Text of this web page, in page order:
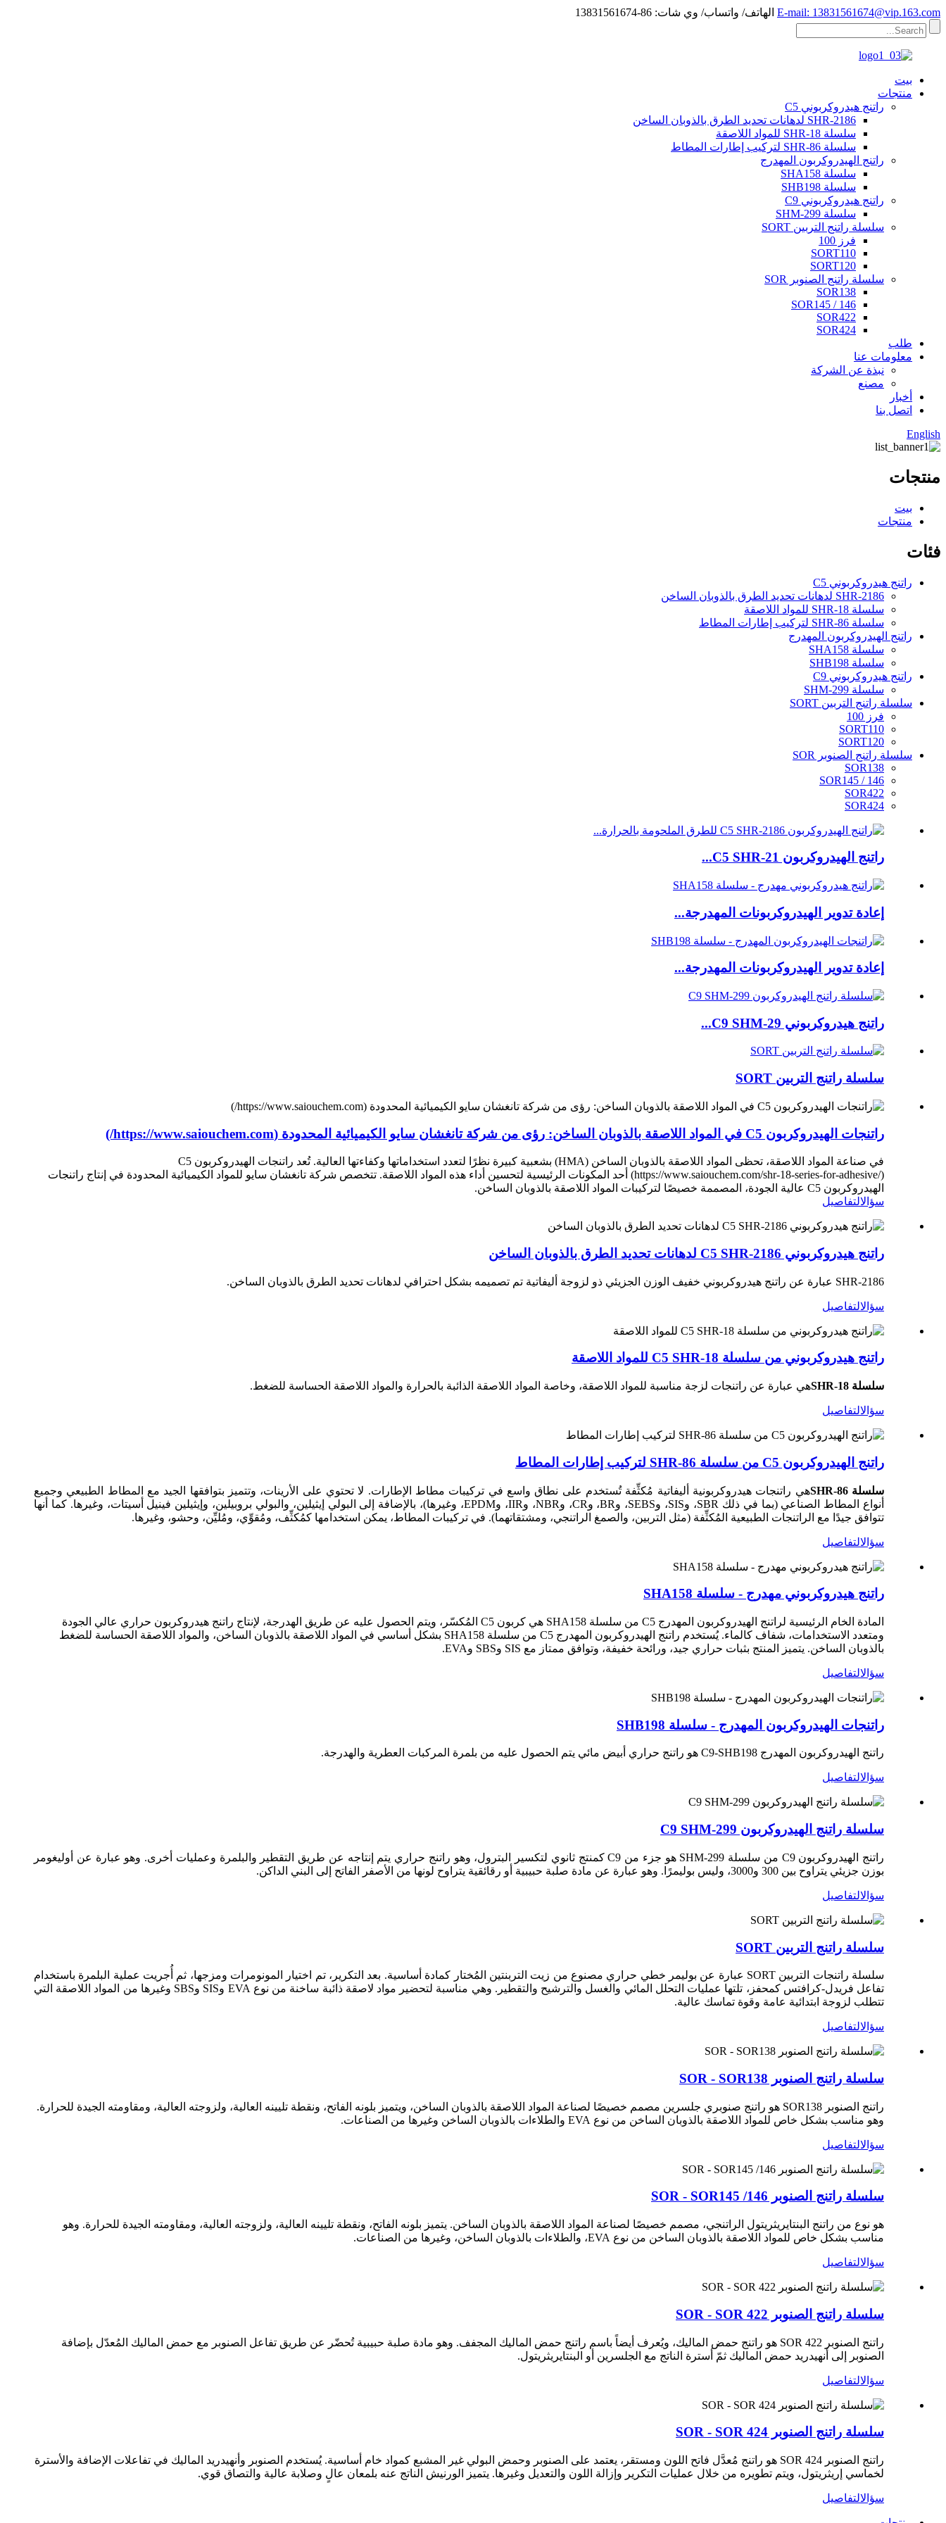
E-mail: 13831561674@vip.163.com الهاتف/ واتساب/ وي شات: 86-13831561674
بيت
منتجات
راتنج هيدروكربوني C5
SHR-2186 لدهانات تحديد الطرق بالذوبان الساخن
سلسلة SHR-18 للمواد اللاصقة
سلسلة SHR-86 لتركيب إطارات المطاط
راتنج الهيدروكربون المهدرج
سلسلة SHA158
سلسلة SHB198
راتنج هيدروكربوني C9
سلسلة SHM-299
سلسلة راتنج التربين SORT
فرز 100
SORT110
SORT120
سلسلة راتنج الصنوبر SOR
SOR138
SOR145 / 146
SOR422
SOR424
طلب
معلومات عنا
نبذة عن الشركة
مصنع
أخبار
اتصل بنا
English
منتجات
بيت
منتجات
فئات
راتنج هيدروكربوني C5
SHR-2186 لدهانات تحديد الطرق بالذوبان الساخن
سلسلة SHR-18 للمواد اللاصقة
سلسلة SHR-86 لتركيب إطارات المطاط
راتنج الهيدروكربون المهدرج
سلسلة SHA158
سلسلة SHB198
راتنج هيدروكربوني C9
سلسلة SHM-299
سلسلة راتنج التربين SORT
فرز 100
SORT110
SORT120
سلسلة راتنج الصنوبر SOR
SOR138
SOR145 / 146
SOR422
SOR424
راتنج الهيدروكربون C5 SHR-21...
إعادة تدوير الهيدروكربونات المهدرجة...
إعادة تدوير الهيدروكربونات المهدرجة...
راتنج هيدروكربوني C9 SHM-29...
سلسلة راتنج التربين SORT
راتنجات الهيدروكربون C5 في المواد اللاصقة بالذوبان الساخن: رؤى من شركة تانغشان سايو الكيميائية المحدودة (https://www.saiouchem.com/)
في صناعة المواد اللاصقة، تحظى المواد اللاصقة بالذوبان الساخن (HMA) بشعبية كبيرة نظرًا لتعدد استخداماتها وكفاءتها العالية. تُعد راتنجات الهيدروكربون C5
(https://www.saiouchem.com/shr-18-series-for-adhesive/) أحد المكونات الرئيسية لتحسين أداء هذه المواد اللاصقة. تتخصص شركة تانغشان سايو للمواد الكيميائية المحدودة في إنتاج راتنجات
الهيدروكربون C5 عالية الجودة، المصممة خصيصًا لتركيبات المواد اللاصقة بالذوبان الساخن.
سؤالالتفاصيل
راتنج هيدروكربوني C5 SHR-2186 لدهانات تحديد الطرق بالذوبان الساخن
SHR-2186 عبارة عن راتنج هيدروكربوني خفيف الوزن الجزيئي ذو لزوجة أليفاتية تم تصميمه بشكل احترافي لدهانات تحديد الطرق بالذوبان الساخن.
سؤالالتفاصيل
راتنج هيدروكربوني من سلسلة C5 SHR-18 للمواد اللاصقة
سلسلة SHR-18 هي عبارة عن راتنجات لزجة مناسبة للمواد اللاصقة، وخاصة المواد اللاصقة الذائبة بالحرارة والمواد اللاصقة الحساسة للضغط.
سؤالالتفاصيل
راتنج الهيدروكربون C5 من سلسلة SHR-86 لتركيب إطارات المطاط
سلسلة SHR-86
هي راتنجات هيدروكربونية أليفاتية مُكثِّفة تُستخدم على نطاق واسع في تركيبات مطاط الإطارات. لا تحتوي على الأرينات، وتتميز بتوافقها الجيد مع المطاط الطبيعي وجميع
أنواع المطاط الصناعي (بما في ذلك SBR، وSIS، وSEBS، وBR، وCR، وNBR، وIIR، وEPDM، وغيرها)، بالإضافة إلى البولي إيثيلين، والبولي بروبيلين، وإيثيلين فينيل أسيتات، وغيرها. كما أنها
تتوافق جيدًا مع الراتنجات الطبيعية المُكثِّفة (مثل التربين، والصمغ الراتنجي، ومشتقاتهما). في تركيبات المطاط، يمكن استخدامها كمُكثِّف، ومُقوِّي، ومُليِّن، وحشو، وغيرها.
سؤالالتفاصيل
راتنج هيدروكربوني مهدرج - سلسلة SHA158
المادة الخام الرئيسية لراتنج الهيدروكربون المهدرج C5 من سلسلة SHA158 هي كربون C5 المُكسّر، ويتم الحصول عليه عن طريق الهدرجة، لإنتاج راتنج هيدروكربون حراري عالي الجودة
ومتعدد الاستخدامات، شفاف كالماء. يُستخدم راتنج الهيدروكربون المهدرج C5 من سلسلة SHA158 بشكل أساسي في المواد اللاصقة بالذوبان الساخن، والمواد اللاصقة الحساسة للضغط
بالذوبان الساخن. يتميز المنتج بثبات حراري جيد، ورائحة خفيفة، وتوافق ممتاز مع SIS وSBS وEVA.
سؤالالتفاصيل
راتنجات الهيدروكربون المهدرج - سلسلة SHB198
راتنج الهيدروكربون المهدرج C9-SHB198 هو راتنج حراري أبيض مائي يتم الحصول عليه من بلمرة المركبات العطرية والهدرجة.
سؤالالتفاصيل
سلسلة راتنج الهيدروكربون C9 SHM-299
راتنج الهيدروكربون C9 من سلسلة SHM-299 هو جزء من C9 كمنتج ثانوي لتكسير البترول، وهو راتنج حراري يتم إنتاجه عن طريق التقطير والبلمرة وعمليات أخرى. وهو عبارة عن أوليغومر
بوزن جزيئي يتراوح بين 300 و3000، وليس بوليمرًا. وهو عبارة عن مادة صلبة حبيبية أو رقائقية يتراوح لونها من الأصفر الفاتح إلى البني الداكن.
سؤالالتفاصيل
سلسلة راتنج التربين SORT
سلسلة راتنجات التربين SORT عبارة عن بوليمر خطي حراري مصنوع من زيت التربنتين المُختار كمادة أساسية. بعد التكرير، تم اختيار المونومرات ومزجها، ثم أُجريت عملية البلمرة باستخدام
تفاعل فريدل-كرافتس كمحفز، تلتها عمليات التحلل المائي والغسل والترشيح والتقطير. وهي مناسبة لتحضير مواد لاصقة ذائبة ساخنة من نوع EVA وSIS وSBS وغيرها من المواد اللاصقة التي
تتطلب لزوجة ابتدائية عامة وقوة تماسك عالية.
سؤالالتفاصيل
سلسلة راتنج الصنوبر SOR - SOR138
راتنج الصنوبر SOR138 هو راتنج صنوبري جلسرين مصمم خصيصًا لصناعة المواد اللاصقة بالذوبان الساخن، ويتميز بلونه الفاتح، ونقطة تليينه العالية، ولزوجته العالية، ومقاومته الجيدة للحرارة.
وهو مناسب بشكل خاص للمواد اللاصقة بالذوبان الساخن من نوع EVA والطلاءات بالذوبان الساخن وغيرها من الصناعات.
سؤالالتفاصيل
سلسلة راتنج الصنوبر SOR - SOR145 /146
هو نوع من راتنج البنتايريثريتول الراتنجي، مصمم خصيصًا لصناعة المواد اللاصقة بالذوبان الساخن. يتميز بلونه الفاتح، ونقطة تليينه العالية، ولزوجته العالية، ومقاومته الجيدة للحرارة. وهو
مناسب بشكل خاص للمواد اللاصقة بالذوبان الساخن من نوع EVA، والطلاءات بالذوبان الساخن، وغيرها من الصناعات.
سؤالالتفاصيل
سلسلة راتنج الصنوبر SOR - SOR 422
راتنج الصنوبر SOR 422 هو راتنج حمض الماليك، ويُعرف أيضاً باسم راتنج حمض الماليك المجفف. وهو مادة صلبة حبيبية تُحضّر عن طريق تفاعل الصنوبر مع حمض الماليك المُعدّل بإضافة
الصنوبر إلى أنهيدريد حمض الماليك ثمّ أسترة الناتج مع الجلسرين أو البنتايريثريتول.
سؤالالتفاصيل
سلسلة راتنج الصنوبر SOR - SOR 424
راتنج الصنوبر SOR 424 هو راتنج مُعدَّل فاتح اللون ومستقر، يعتمد على الصنوبر وحمض البولي غير المشبع كمواد خام أساسية. يُستخدم الصنوبر وأنهيدريد الماليك في تفاعلات الإضافة والأسترة
لخماسي إريثريتول، ويتم تطويره من خلال عمليات التكرير وإزالة اللون والتعديل وغيرها. يتميز الورنيش الناتج عنه بلمعان عالٍ وصلابة عالية والتصاق قوي.
سؤالالتفاصيل